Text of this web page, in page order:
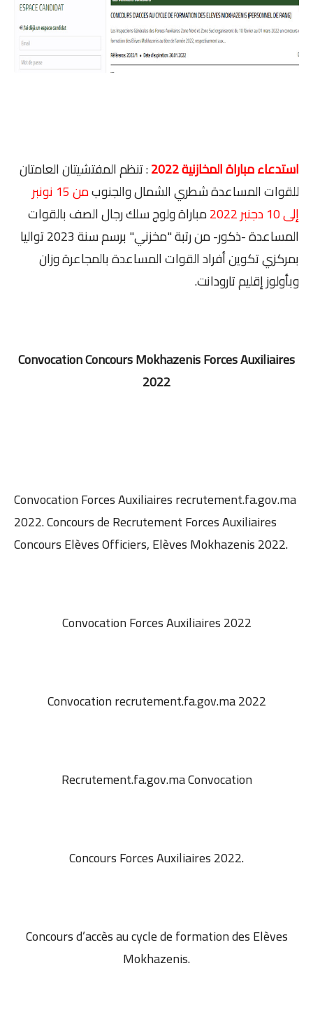
استدعاء مباراة المخازنية 2022
: تنظم المفتشيتان العامتان
للقوات المساعدة شطري الشمال والجنوب
من 15 نونبر
إلى 10 دجنبر 2022
مباراة ولوج سلك رجال الصف بالقوات
المساعدة -ذكور- من رتبة "مخزني" برسم سنة 2023 تواليا
بمركزي تكوين أفراد القوات المساعدة بالمجاعرة وزان
وبأولوز إقليم تارودانت.
Convocation Concours Mokhazenis Forces Auxiliaires
2022
Convocation Forces Auxiliaires recrutement.fa.gov.ma
2022. Concours de Recrutement Forces Auxiliaires
Concours Elèves Officiers, Elèves Mokhazenis 2022.
Convocation Forces Auxiliaires 2022
Convocation recrutement.fa.gov.ma 2022
Recrutement.fa.gov.ma Convocation
Concours Forces Auxiliaires 2022.
Concours d’accès au cycle de formation des Elèves
Mokhazenis.